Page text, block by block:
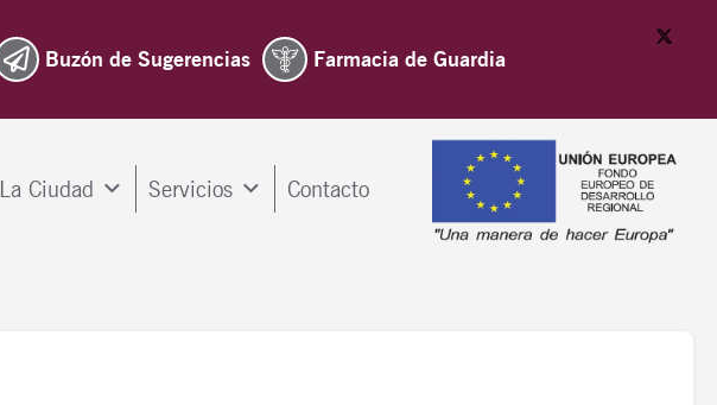
Buzón de Sugerencias Farmacia de Guardia
La Ciudad Servicios Contacto